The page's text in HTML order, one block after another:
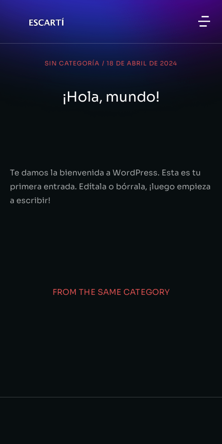
SIN CATEGORÍA / 18 DE ABRIL DE 2024
¡Hola, mundo!
Te damos la bienvenida a WordPress. Esta es tu
primera entrada. Edítala o bórrala, ¡luego empieza
a escribir!
FROM THE SAME CATEGORY